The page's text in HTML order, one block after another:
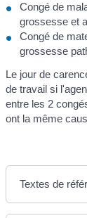
Congé de
grossesse et
Congé de
grossesse
Le jour de
de travail si
entre les 2
ont la même
Textes de